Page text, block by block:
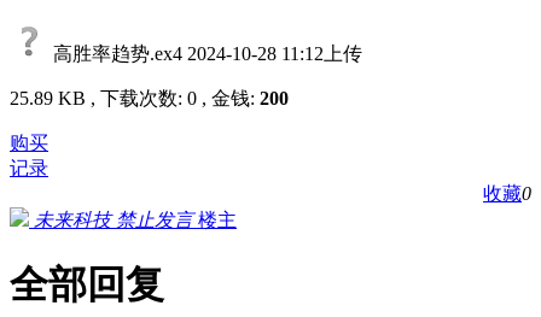
高胜率趋势.ex4 2024-10-28 11:12上传
25.89 KB , 下载次数: 0 , 金钱: 200
购买
记录
收藏0
未来科技 禁止发言 楼主
全部回复